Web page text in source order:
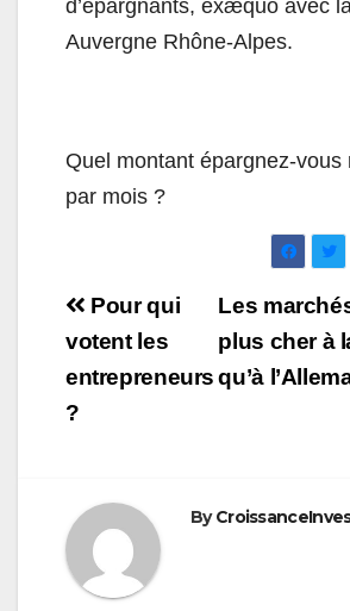
d’épargnants, exæquo avec
Auvergne Rhône-Alpes.
Quel montant épargnez-vous
par mois ?
Navigation
de
l’article
Les
plus cher à
qu’à
Pour qui
votent les
entrepreneurs
?
By